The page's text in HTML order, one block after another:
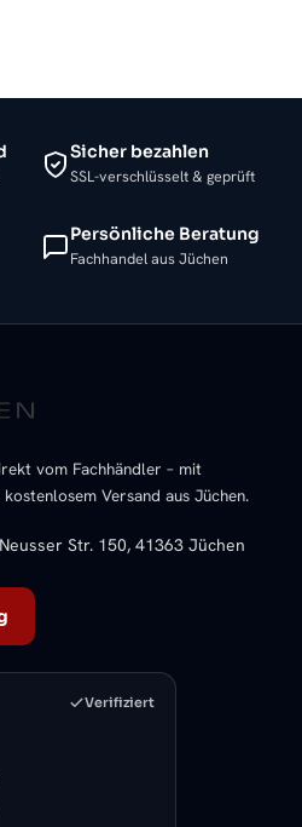
Sicher bezahlen
SSL-verschlüsselt & geprüft
Persönliche Beratung
Fachhandel aus Jüchen
vom Fachhändler – mit
Versand aus Jüchen.
Str. 150, 41363 Jüchen
Verifiziert